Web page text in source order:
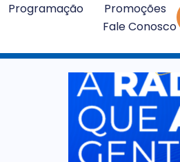
Programação
Promoções
Fale Conosco